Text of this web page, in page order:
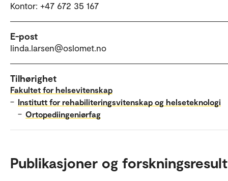
Kontor: +47 672 35 167
E-post
linda.larsen@oslomet.no
Tilhørighet
Fakultet for helsevitenskap
– Institutt for rehabiliteringsvitenskap og helseteknologi
– Ortopediingeniørfag
Publikasjoner og